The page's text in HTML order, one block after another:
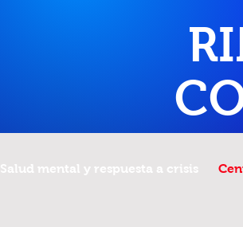
Salud mental y respuesta a crisis